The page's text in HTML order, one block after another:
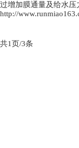
过增加膜通量及给水压
http://
共1页/3条